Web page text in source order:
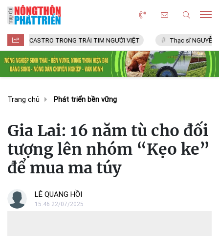
TRONG TRÁI TIM NGƯỜI VIỆT Thạc sĩ NGUYỄN VĂN CHÍ
Trang chủ Phát triển bền vững
Gia Lai: 16 năm tù cho đối
tượng lên nhóm “Kẹo ke”
để mua ma túy
LÊ QUANG HỒI
15:46 22/07/2025